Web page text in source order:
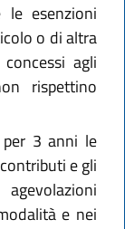
esenzioni
o di altra
agli
rispettino
3 anni le
e gli
e nei